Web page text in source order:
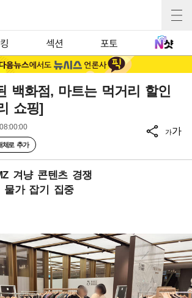
섹션 포토
백화점, 마트는 먹거리 할인
쇼핑]
체로 추가
가가
겨냥 콘텐츠 경쟁
물가 잡기 집중